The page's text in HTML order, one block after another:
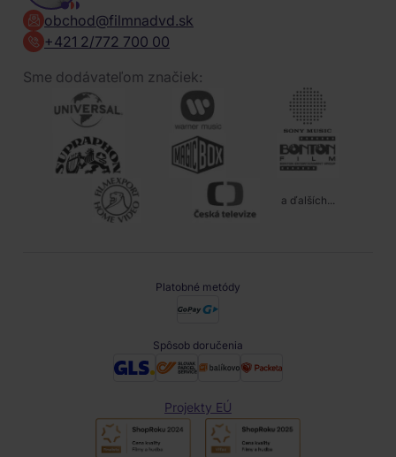
obchod@filmnadvd.sk
+421 2/772 700 00
Sme dodávateľom značiek:
a ďalších...
Platobné metódy
Spôsob doručenia
Projekty EÚ